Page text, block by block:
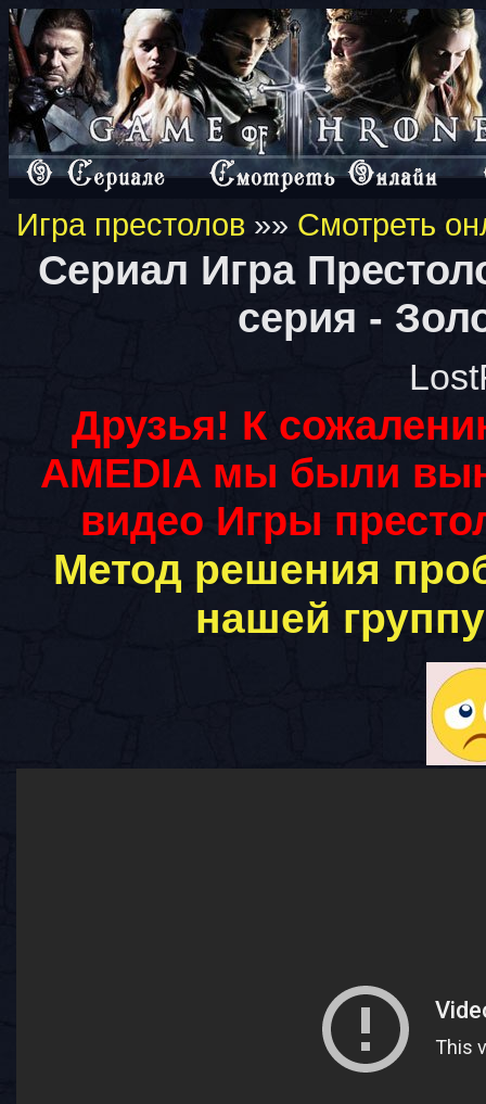
Игра престолов »» Смотреть
Сериал Игра
серия -
Друзья! К
AMEDIA мы были
видео Игры
Метод решения
нашей